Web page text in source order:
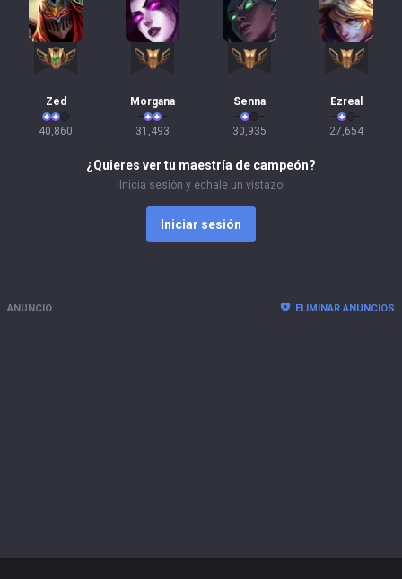
Zed
40,860
Morgana
31,493
Senna
30,935
Ezreal
27,654
¿Quieres ver tu maestría de campeón?
¡Inicia sesión y échale un vistazo!
Iniciar sesión
ANUNCIO ELIMINAR ANUNCIOS